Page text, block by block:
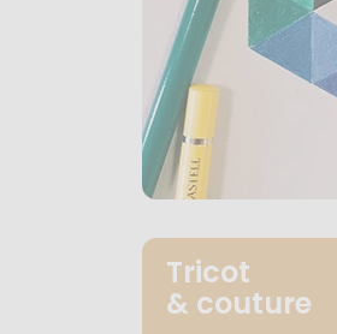
Tricot
& couture